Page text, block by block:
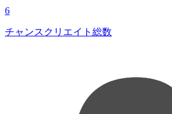
6
チャンスクリエイト総数